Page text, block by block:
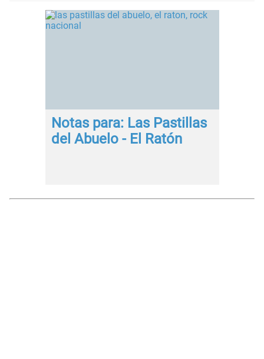
Notas para: Las Pastillas
del Abuelo - El Ratón